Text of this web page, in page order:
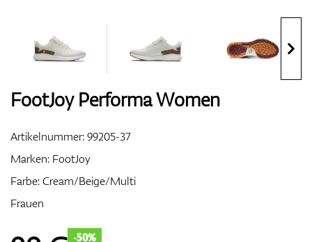
Bags
FootJoy Performa Women
Artikelnummer:99205-37
Marken: FootJoy
Farbe: Cream/Beige/Multi
Frauen
-50%